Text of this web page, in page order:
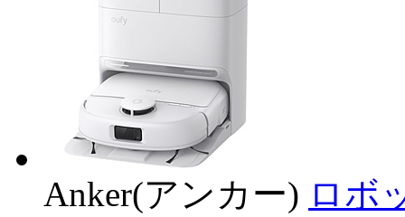
Anker(アンカー) ロボ